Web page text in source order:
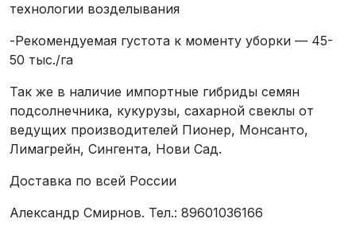
технологии возделывания
-Рекомендуемая густота к моменту уборки — 45-
50 тыс./га
Так же в наличие импортные гибриды семян
подсолнечника, кукурузы, сахарной свеклы от
ведущих производителей Пионер, Монсанто,
Лимагрейн, Сингента, Нови Сад.
Доставка по всей России
Александр Смирнов. Тел.: 89601036166